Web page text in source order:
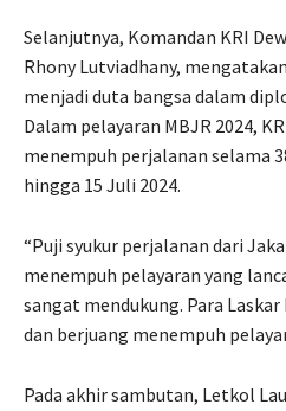
Selanjutnya, Komandan KRI
Rhony Lutviadhany,
menjadi duta bangsa dalam
Dalam pelayaran MBJR 2024,
menempuh perjalanan selama
hingga 15 Juli 2024.
“Puji syukur perjalanan dari
menempuh pelayaran yang
sangat mendukung. Para
dan berjuang menempuh
Pada akhir sambutan, Letkol